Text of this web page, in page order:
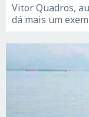
Vitor Quadros,
dá mais um